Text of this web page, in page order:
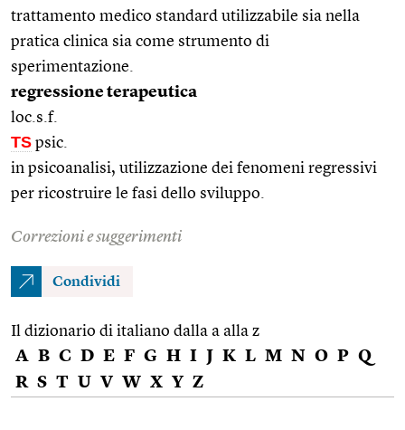
trattamento medico standard utilizzabile sia nella
pratica clinica sia come strumento di
sperimentazione.
regressione terapeutica
loc.s.f.
TS psic.
in psicoanalisi, utilizzazione dei fenomeni regressivi
per ricostruire le fasi dello sviluppo.
Correzioni e suggerimenti
Condividi
Il dizionario di italiano dalla a alla z
A B C D E F G H I J K L M N O P Q
R S T U V W X Y Z